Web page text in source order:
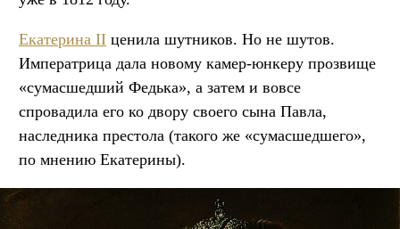
Екатерина II ценила шутников. Но не шутов.
Императрица дала новому камер-юнкеру прозвище
«сумасшедший Федька», а затем и вовсе
спровадила его ко двору своего сына Павла,
наследника престола (такого же «сумасшедшего»,
по мнению Екатерины).